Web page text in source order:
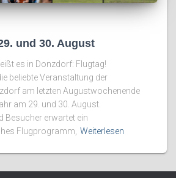
und 30. August
es in Donzdorf: Flugtag!
beliebte Veranstaltung der
am letzten Augustwochenende
am 29. und 30. August.
Besucher erwartet ein
Flugprogramm, Weiterlesen